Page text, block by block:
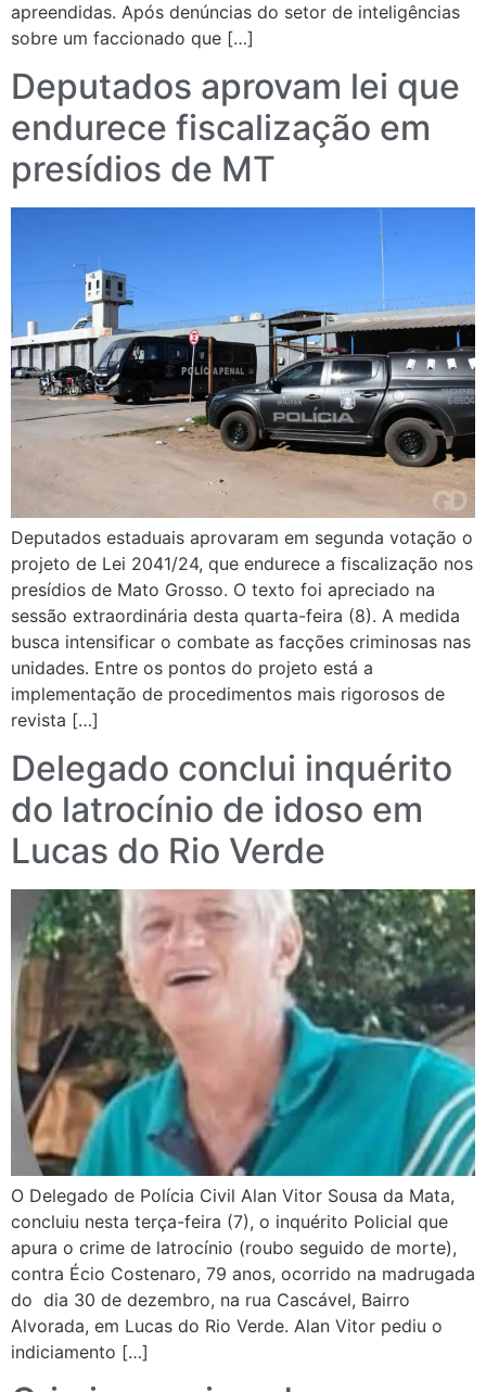
apreendidas. Após denúncias do setor de inteligências
sobre um faccionado que […]
Deputados aprovam lei que
endurece fiscalização em
presídios de MT
Deputados estaduais aprovaram em segunda votação o
projeto de Lei 2041/24, que endurece a fiscalização nos
presídios de Mato Grosso. O texto foi apreciado na
sessão extraordinária desta quarta-feira (8). A medida
busca intensificar o combate as facções criminosas nas
unidades. Entre os pontos do projeto está a
implementação de procedimentos mais rigorosos de
revista […]
Delegado conclui inquérito
do latrocínio de idoso em
Lucas do Rio Verde
O Delegado de Polícia Civil Alan Vitor Sousa da Mata,
concluiu nesta terça-feira (7), o inquérito Policial que
apura o crime de latrocínio (roubo seguido de morte),
contra Écio Costenaro, 79 anos, ocorrido na madrugada
do dia 30 de dezembro, na rua Cascável, Bairro
Alvorada, em Lucas do Rio Verde. Alan Vitor pediu o
indiciamento […]